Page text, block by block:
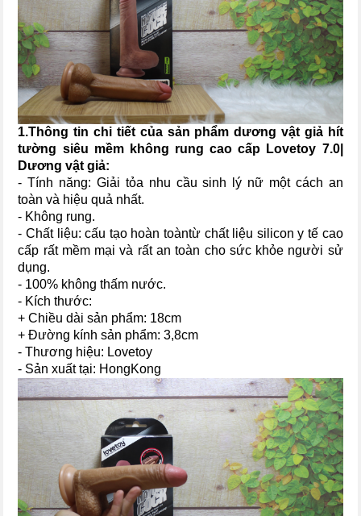
1.Thông tin chi tiết của sản phẩm dương vật giả hít
tường siêu mềm không rung cao cấp Lovetoy 7.0|
Dương vật giả:
- Tính năng: Giải tỏa nhu cầu sinh lý nữ một cách an
toàn và hiệu quả nhất.
- Không rung.
- Chất liệu: cấu tạo hoàn toàntừ chất liệu silicon y tế cao
cấp rất mềm mại và rất an toàn cho sức khỏe người sử
dụng.
- 100% không thấm nước.
- Kích thước:
+ Chiều dài sản phẩm: 18cm
+ Đường kính sản phẩm: 3,8cm
- Thương hiệu: Lovetoy
- Sản xuất tại: HongKong